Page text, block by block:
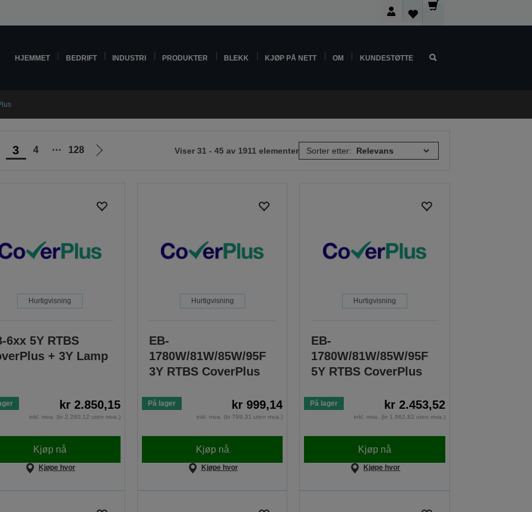
HJEMMET BEDRIFT INDUSTRI PRODUKTER BLEKK KJØP PÅ NETT OM KUNDESTØTTE
3 4 ⋯ 128
Gå
Viser 31 - 45 av 1911 elementer Sorter etter:
Hurtigvisning
6xx 5Y RTBS
+ 3Y Lamp
kr 2.850,15
inkl. mva. (kr 2.280,12 uten mva.)
Kjøp nå
Kjøpe hvor
Hurtigvisning
EB-
1780W/81W/85W/95F
3Y RTBS CoverPlus
På lager kr 999,14
inkl. mva. (kr 799,31 uten mva.)
Kjøp nå
Kjøpe hvor
Hurtigvisning
EB-
1780W/81W/85W/95F
5Y RTBS CoverPlus
På lager kr 2.453,52
inkl. mva. (kr 1.962,82 uten mva.)
Kjøp nå
Kjøpe hvor